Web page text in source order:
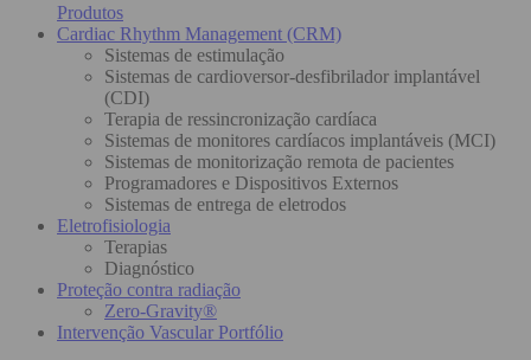
Produtos
Cardiac Rhythm Management (CRM)
Sistemas de estimulação
Sistemas de cardioversor-desfibrilador implantável
(CDI)
Terapia de ressincronização cardíaca
Sistemas de monitores cardíacos implantáveis (MCI)
Sistemas de monitorização remota de pacientes
Programadores e Dispositivos Externos
Sistemas de entrega de eletrodos
Eletrofisiologia
Terapias
Diagnóstico
Proteção contra radiação
Zero-Gravity®
Intervenção Vascular Portfólio